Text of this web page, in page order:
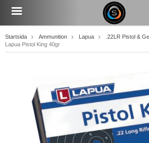
Startsida Ammunition Lapua
.22LR Pistol &
Lapua Pistol King 40gr